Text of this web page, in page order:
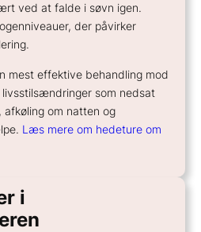
ved at falde i søvn igen.
der påvirker
mest effektive behandling mod
som nedsat
om natten og
Læs mere om hedeture om
i